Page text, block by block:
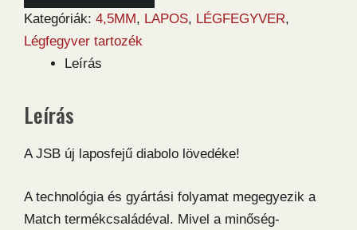
4,5
lövedék
mennyiség
Kategóriák: 4,5MM, LAPOS, LÉGFEGYVER,
Légfegyver tartozék
Leírás
Leírás
A JSB új laposfejű diabolo lövedéke!
A technológia és gyártási folyamat megegyezik a
Match termékcsaládéval. Mivel a minőség-